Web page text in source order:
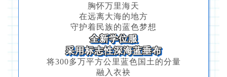
胸怀万里海天
在远离大海的地方
守护着民族的蓝色梦想
全新学位服
采用标志性深海蓝垂布
将300多万平方公里蓝色国土的分量
融入衣袂